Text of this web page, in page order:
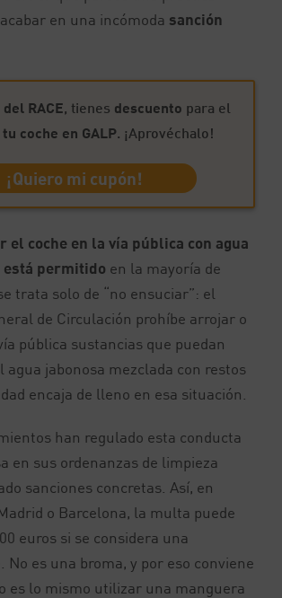
en una incómoda sanción
del RACE, tienes descuento para el
coche en GALP. ¡Aprovéchalo!
¡Quiero mi cupón!
el coche en la vía pública con agua
está permitido en la mayoría de
trata solo de “no ensuciar”: el
de Circulación prohíbe arrojar o
pública sustancias que puedan
agua jabonosa mezclada con restos
encaja de lleno en esa situación.
han regulado esta conducta
en sus ordenanzas de limpieza
sanciones concretas. Así, en
o Barcelona, la multa puede
euros si se considera una
No es una broma, y por eso conviene
es lo mismo utilizar una manguera